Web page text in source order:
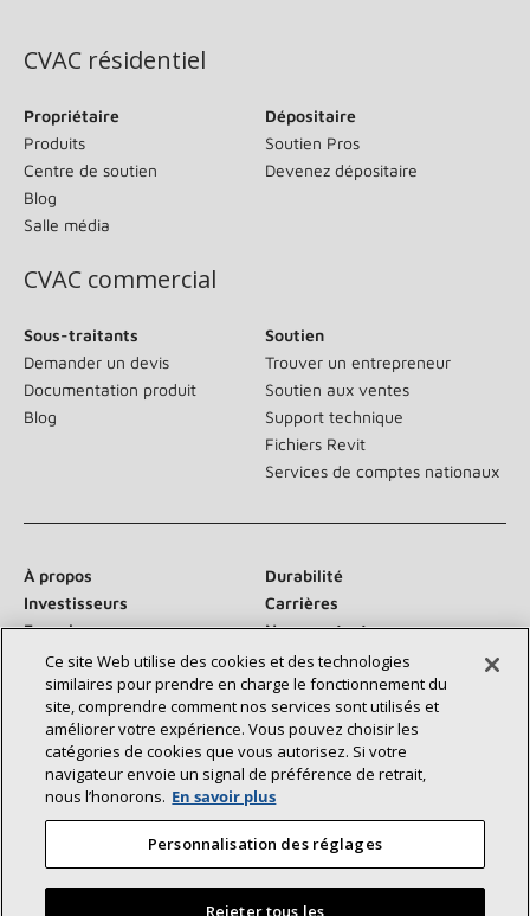
CVAC résidentiel
Propriétaire
Produits
Centre de soutien
Blog
Salle média
Dépositaire
Soutien Pros
Devenez dépositaire
CVAC commercial
Sous-traitants
Demander un devis
Documentation produit
Blog
Soutien
Trouver un entrepreneur
Soutien aux ventes
Support technique
Fichiers Revit
Services de comptes nationaux
À propos
Durabilité
Investisseurs
Carrières
Fournisseurs
Nous contacter
Salle de presse
Communiquez avec nous :
Ce site Web utilise des cookies et des technologies
similaires pour prendre en charge le fonctionnement du
site, comprendre comment nos services sont utilisés et
améliorer votre expérience. Vous pouvez choisir les
catégories de cookies que vous autorisez. Si votre
navigateur envoie un signal de préférence de retrait,
nous l’honorons. En savoir plus
Personnalisation des réglages
Rejeter tous les